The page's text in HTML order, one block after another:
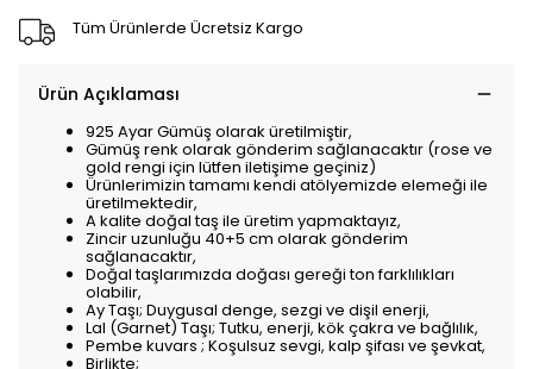
Tüm Ürünlerde Ücretsiz Kargo
Ürün Açıklaması
925 Ayar Gümüş olarak üretilmiştir,
Gümüş renk olarak gönderim sağlanacaktır (rose ve
gold rengi için lütfen iletişime geçiniz)
Ürünlerimizin tamamı kendi atölyemizde elemeği ile
üretilmektedir,
A kalite doğal taş ile üretim yapmaktayız,
Zincir uzunluğu 40+5 cm olarak gönderim
sağlanacaktır,
Doğal taşlarımızda doğası gereği ton farklılıkları
olabilir,
Ay Taşı; Duygusal denge, sezgi ve dişil enerji,
Lal (Garnet) Taşı; Tutku, enerji, kök çakra ve bağlılık,
Pembe kuvars ; Koşulsuz sevgi, kalp şifası ve şevkat,
Birlikte;